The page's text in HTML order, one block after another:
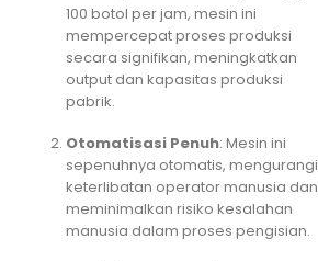
100 botol per jam, mesin ini
mempercepat proses produksi
secara signifikan, meningkatkan
output dan kapasitas produksi
pabrik.
Otomatisasi Penuh: Mesin ini
sepenuhnya otomatis, mengurangi
keterlibatan operator manusia dan
meminimalkan risiko kesalahan
manusia dalam proses pengisian.